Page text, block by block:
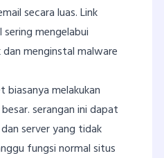
secara luas. Link
mengelabui
menginstal malware
biasanya melakukan
serangan ini dapat
server yang tidak
fungsi normal situs